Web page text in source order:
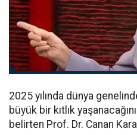
2025 yılında dünya
büyük bir kıtlık yaşanacağını
belirten Prof. Dr. Canan